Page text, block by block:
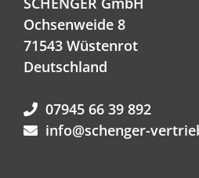
Ochsenweide 8
71543 Wüstenrot
Deutschland
07945 66 39 892
info@schenger-